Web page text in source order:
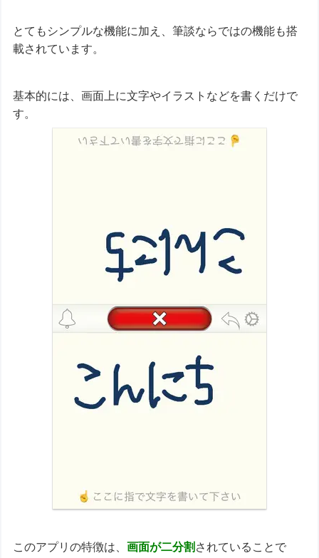
とてもシンプルな機能に加え、筆談ならではの機能も搭
載されています。
基本的には、画面上に文字やイラストなどを書くだけで
す。
このアプリの特徴は、画面が二分割 されていることで